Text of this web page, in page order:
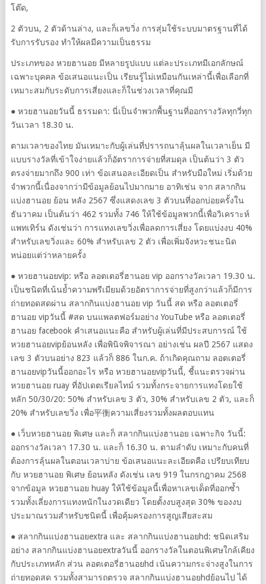
โต๊ด,
2 ตัวบน, 2 ตัวด้านล่าง, และก็เลขวิ่ง การสุ่มใช้ระบบมาตรฐานที่ได้
รับการรับรอง ทำให้ผลมีความเป็นธรรม
ประเภทของ หวยฮานอย มีหลายรูปแบบ แต่ละประเภทมีเอกลักษณ์
เฉพาะบุคคล ข้อเสนอแนะเป็น เรียนรู้ไม่เหมือนกันเหล่านี้เพื่อเลือกที่
เหมาะสมกับระดับการเสี่ยงและก็ในช่วงเวลาที่คุณมี
● หวยฮานอยวันนี้ ธรรมดา: นี่เป็นจำพวกพื้นฐานที่ออกรางวัลทุกวี่ทุก
วันเวลา 18.30 น.
ตามเวลาของไทย มันเหมาะกับผู้เล่นที่ปรารถนาลุ้นผลในเวลาเย็น มี
แบบรางวัลที่เข้าใจง่ายแล้วก็อัตราการจ่ายที่สมดุล เป็นต้นว่า 3 ตัว
ตรงจ่ายมากถึง 900 เท่า ข้อเสนอละเอียดเป็น สำหรับมือใหม่ เริ่มด้วย
จำพวกนี้เนื่องจากว่ามีข้อมูลย้อนไปมากมาย อาทิเช่น จาก สลากกิน
แบ่งฮานอย ย้อน หลัง 2567 ซึ่งแสดงเลข 3 ตัวบนที่ออกบ่อยครั้งใน
ธันวาคม เป็นต้นว่า 462 รวมทั้ง 746 ให้ใช้ข้อมูลพวกนี้เพื่อวิเคราะห์
แพทเทิร์น ดังเช่นว่า การแทงเลขวิ่งเพื่อลดการเสี่ยง โดยแบ่งงบ 40%
สำหรับเลขวิ่งและ 60% สำหรับเลข 2 ตัว เพื่อเพิ่มจังหวะชนะนิด
หน่อยแต่ว่าหลายครั้ง
● หวยฮานอยvip: หรือ ลอตเตอรี่ฮานอย vip ออกรางวัลเวลา 19.30 น.
เป็นชนิดที่เน้นย้ำความพรีเมียมด้วยอัตราการจ่ายที่สูงกว่าแล้วก็มีการ
ถ่ายทอดสดผ่าน สลากกินแบ่งฮานอย vip วันนี้ สด หรือ ลอตเตอรี่
ฮานอย vipวันนี้ #สด บนแพลตฟอร์มอย่าง YouTube หรือ ลอตเตอรี่
ฮานอย facebook คำเสนอแนะคือ สำหรับผู้เล่นที่มีประสบการณ์ ใช้
หวยฮานอยvipย้อนหลัง เพื่อพินิจพิจารณา อย่างเช่น ผลปี 2567 แสดง
เลข 3 ตัวบนอย่าง 823 แล้วก็ 886 ในก.ค. ถ้าเกิดคุณถาม ลอตเตอรี่
ฮานอยvipวันนี้ออกอะไร หรือ หวยฮานอยvipวันนี้, ชี้แนะตรวจผ่าน
หวยฮานอย ruay ที่อัปเดตเรียลไทม์ รวมทั้งกระจายการแทงโดยใช้
หลัก 50/30/20: 50% สำหรับเลข 3 ตัว, 30% สำหรับเลข 2 ตัว, และก็
20% สำหรับเลขวิ่ง เพื่อ平衡ความเสี่ยงรวมทั้งผลตอบแทน
● เว็บหวยฮานอย พิเศษ และก็ สลากกินแบ่งฮานอย เฉพาะกิจ วันนี้:
ออกรางวัลเวลา 17.30 น. และก็ 16.30 น. ตามลำดับ เหมาะกับคนที่
ต้องการลุ้นผลในตอนเวลาบ่าย ข้อเสนอแนะละเอียดคือ เปรียบเทียบ
กับ หวยฮานอย พิเศษ ย้อนหลัง ดังเช่น เลข 919 ในกรกฎาคม 2568
จากข้อมูล หวยฮานอย huay ให้ใช้ข้อมูลนี้เพื่อหาเลขเด็ดที่ออกซ้ำ
รวมทั้งเลี่ยงการแทงหนักในงวดเดียว โดยตั้งงบสูงสุด 30% ของงบ
ประมาณรวมสำหรับชนิดนี้ เพื่อคุ้มครองการสูญเสียสะสม
● สลากกินแบ่งฮานอยextra และ สลากกินแบ่งฮานอยhd: ชนิดเสริม
อย่าง สลากกินแบ่งฮานอยextraวันนี้ ออกรางวัลในตอนพิเศษใกล้เคียง
กับประเภทหลัก ส่วน ลอตเตอรี่ฮานอยhd เน้นความกระจ่างสูงในการ
ถ่ายทอดสด รวมทั้งสามารถตรวจ สลากกินแบ่งฮานอยhdย้อนไป ได้